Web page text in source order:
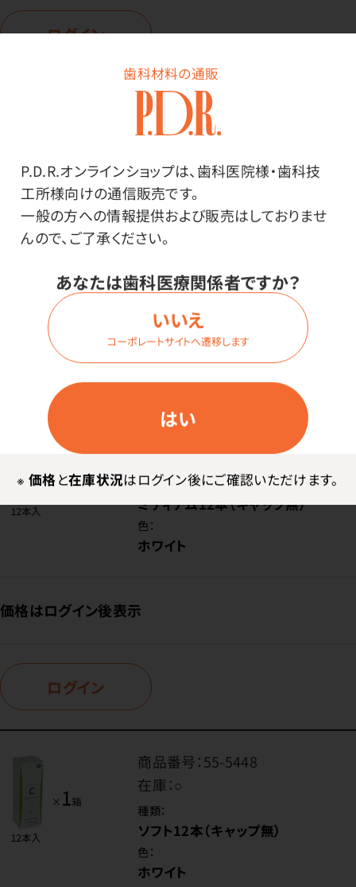
歯科材料の通販
P.D.R.オンラインショップは、歯科医院様・歯科技
工所様向けの通信販売です。
一般の方への情報提供および販売はしておりませ
んので、ご了承ください。
あなたは歯科医療関係者ですか？
はい
いいえ
コーポレートサイトへ遷移します
※ 価格と在庫状況はログイン後にご確認いただけます。
ログイン
商品番号：55-4555
在庫：○
ソフト12本（キャップ無）
色：
イエロー
価格はログイン後表示
ログイン
在庫：○
種類：
ミディアム12本（キャップ無）
色：
ホワイト
価格はログイン後表示
ログイン
商品番号：55-5448
在庫：○
種類：
ソフト12本（キャップ無）
色：
ホワイト